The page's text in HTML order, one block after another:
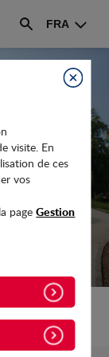
Fermer
visite. En
de ces
vos
pageGestion
Rechercher
FRA
POUR LA